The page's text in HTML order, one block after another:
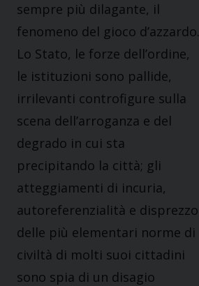
sempre più dilagante, il
fenomeno del gioco d’azzardo.
Lo Stato, le forze dell’ordine,
le istituzioni sono pallide,
irrilevanti controfigure sulla
scena dell’arroganza e del
degrado in cui sta
precipitando la città; gli
atteggiamenti di incuria,
autoreferenzialità e disprezzo
delle più elementari norme di
civiltà di molti suoi cittadini
sono spia di un disagio